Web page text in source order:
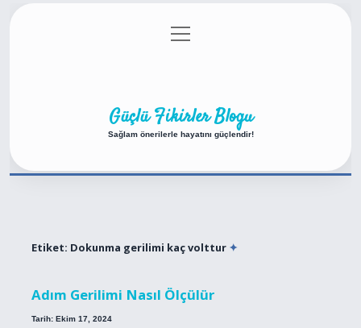
Gizlilik Politikası
menüyü
aç
Güçlü Fikirler Blogu
Sağlam önerilerle hayatını güçlendir!
Etiket: Dokunma gerilimi kaç volttur
Adım Gerilimi Nasıl Ölçülür
Tarih: Ekim 17, 2024